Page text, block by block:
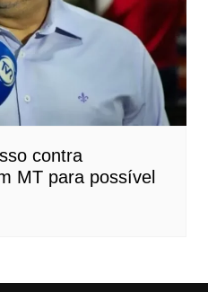
contra
MT para possível